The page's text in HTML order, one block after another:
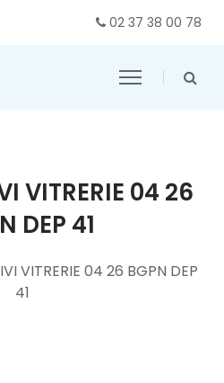
02 37 38 00 78
VITRERIE 04 26
DEP 41
VITRERIE 04 26 BGPN DEP
41